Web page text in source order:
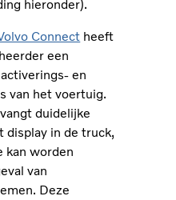
hieronder).
Connect heeft
een
en
van het voertuig.
duidelijke
display in de truck,
kan worden
van
Deze